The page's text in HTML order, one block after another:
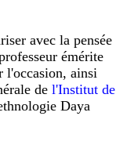
avec la pensée
émérite
l'occasion, ainsi
del'Institut de
Daya